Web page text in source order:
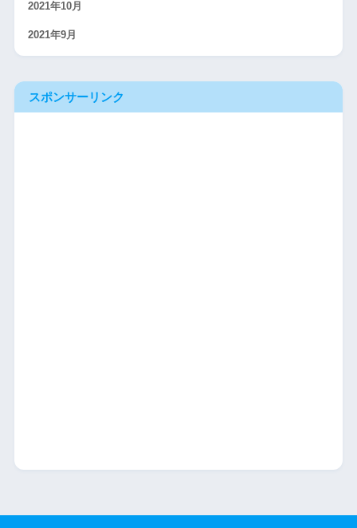
2021年10月
2021年9月
スポンサーリンク